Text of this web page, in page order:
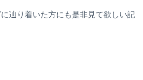
辿り着いた方にも是非見て欲しい記